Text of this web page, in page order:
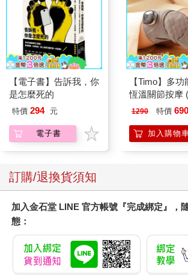
【電子書】告訴我，你
是怎麼死的
特價 294 元
電子書
【Timo】多功
恆溫關節按摩
肩/手肘通用)
膝熱敷 【單入
1290 特價 690
加入購物
訂購/退換貨須知
加入金石堂 LINE 官方帳號『完成綁定』，
態：